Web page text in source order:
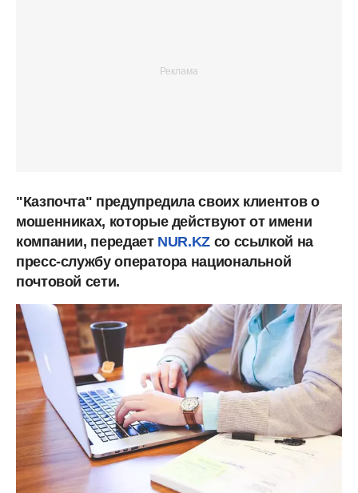
"Казпочта" предупредила своих клиентов о
мошенниках, которые действуют от имени
компании, передает NUR.KZ со ссылкой на
пресс-службу оператора национальной
почтовой сети.